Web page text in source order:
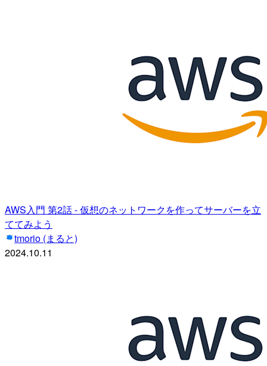
AWS入門 第2話 - 仮想のネットワークを作ってサーバーを立
ててみよう
tmorio (まると)
2024.10.11